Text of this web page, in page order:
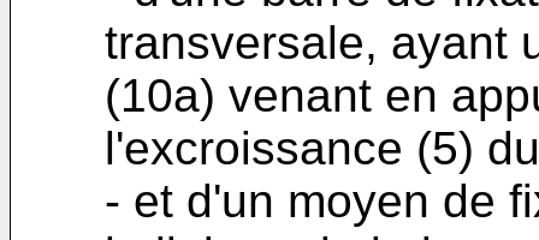
transversale, ayant
(10a) venant en
l'excroissance (5)
- et d'un moyen de